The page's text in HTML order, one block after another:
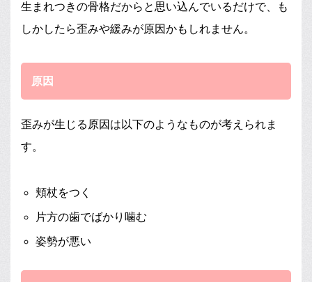
生まれつきの骨格だからと思い込んでいるだけで、も
しかしたら歪みや緩みが原因かもしれません。
原因
歪みが生じる原因は以下のようなものが考えられま
す。
頬杖をつく
片方の歯でばかり噛む
姿勢が悪い